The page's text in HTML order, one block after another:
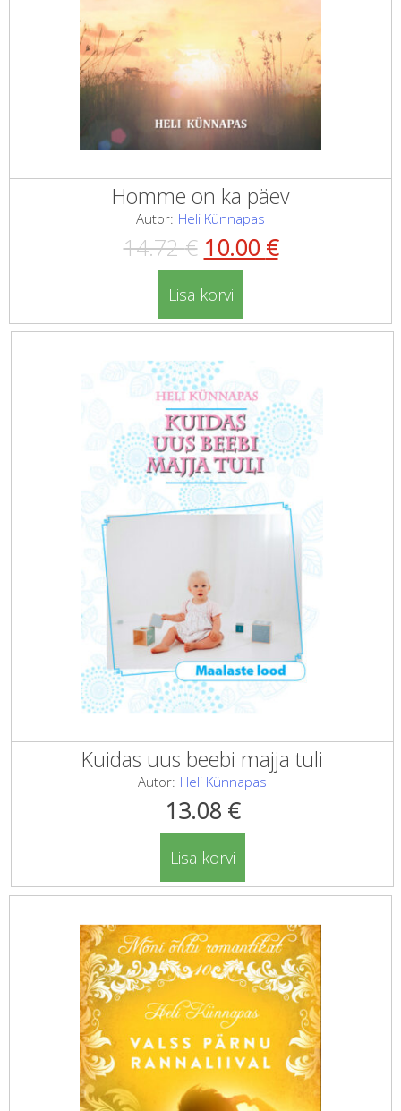
Homme on ka päev
Autor: Heli Künnapas
14.72€ Algne
hind
oli:
14.72 €.
10.00 €Current
is:
Lisa korvi
Kuidas uus beebi majja tuli
Autor: Heli Künnapas
13.08 €
Lisa korvi